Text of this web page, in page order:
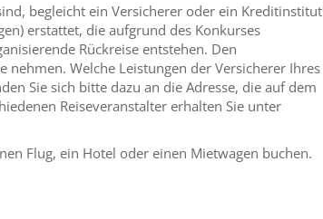
begleicht ein Versicherer oder ein Kreditinstitut
erstattet, die aufgrund des Konkurses
Rückreise entstehen. Den
Welche Leistungen der Versicherer Ihres
Sie sich bitte dazu an die Adresse, die auf dem
Reiseveranstalter erhalten Sie unter
Flug, ein Hotel oder einen Mietwagen buchen.